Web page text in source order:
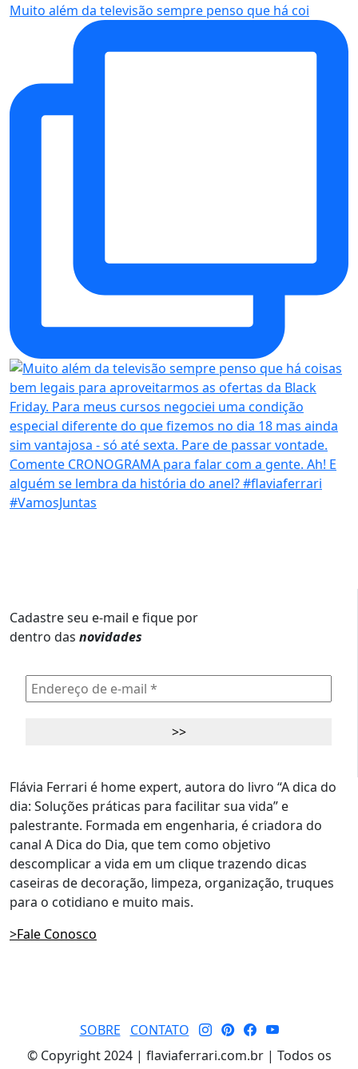
Muito além da televisão sempre penso que há coi
Cadastre seu e-mail e fique por
dentro das novidades
Flávia Ferrari é home expert, autora do livro “A dica do
dia: Soluções práticas para facilitar sua vida” e
palestrante. Formada em engenharia, é criadora do
canal A Dica do Dia, que tem como objetivo
descomplicar a vida em um clique trazendo dicas
caseiras de decoração, limpeza, organização, truques
para o cotidiano e muito mais.
>Fale Conosco
SOBRE
CONTATO
© Copyright 2024 | flaviaferrari.com.br | Todos os